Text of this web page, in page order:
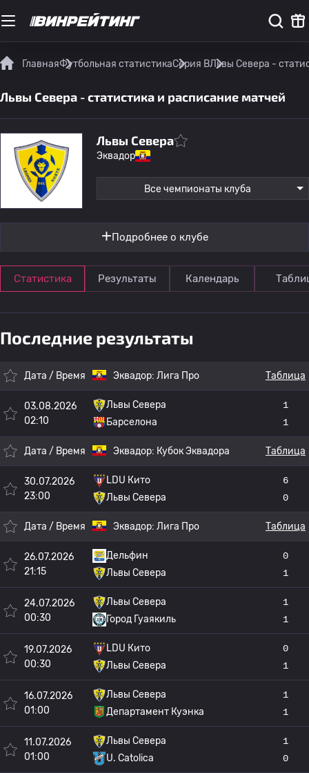
ГлавнаяФутбольная статистикаСерия BЛьвы Севера -
Львы Севера - статистика и расписание матчей
Львы Севера
Эквадор
Все чемпионаты клуба
Подробнее о клубе
Статистика Результаты Календарь
Последние результаты
Дата / Время Эквадор: Лига Про Таблица
03.08.2026
02:10
Львы Севера
Барселона
1
1
Дата / Время Эквадор: Кубок Эквадора Таблица
30.07.2026
23:00
LDU Кито
Львы Севера
6
0
Дата / Время Эквадор: Лига Про Таблица
26.07.2026
21:15
Дельфин
Львы Севера
0
1
24.07.2026
00:30
Львы Севера
Город Гуаякиль
1
1
19.07.2026
00:30
LDU Кито
Львы Севера
0
1
16.07.2026
01:00
Львы Севера
Департамент Куэнка
1
1
11.07.2026
01:00
Львы Севера
U. Catolica
1
0